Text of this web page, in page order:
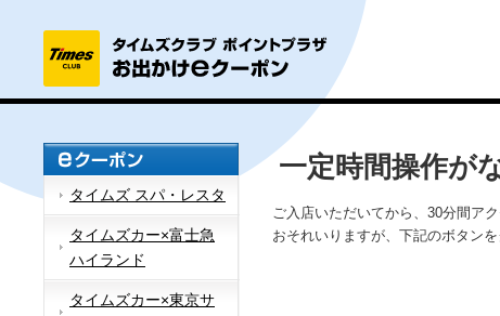
タイムズ スパ・レスタ
タイムズカー×富士急
ハイランド
タイムズカー×東京サ
一定時間操作が
ご入店いただいてから、30分間ア
おそれいりますが、下記のボタン